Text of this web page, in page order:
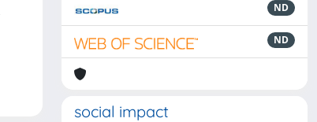
ND
ND
social impact